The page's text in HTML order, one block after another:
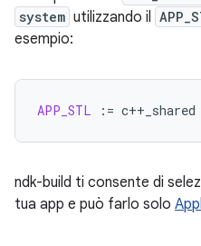
system utilizzando il
esempio:
APP_STL :=
ndk-build ti consente di
tua app e può farlo solo